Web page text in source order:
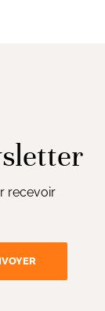
recevoir